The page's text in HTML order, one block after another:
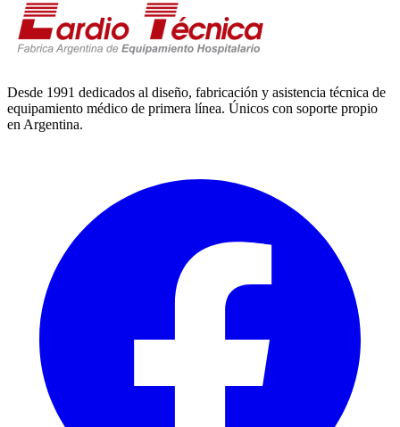
Desde 1991 dedicados al diseño, fabricación y asistencia técnica de
equipamiento médico de primera línea. Únicos con soporte propio
en Argentina.